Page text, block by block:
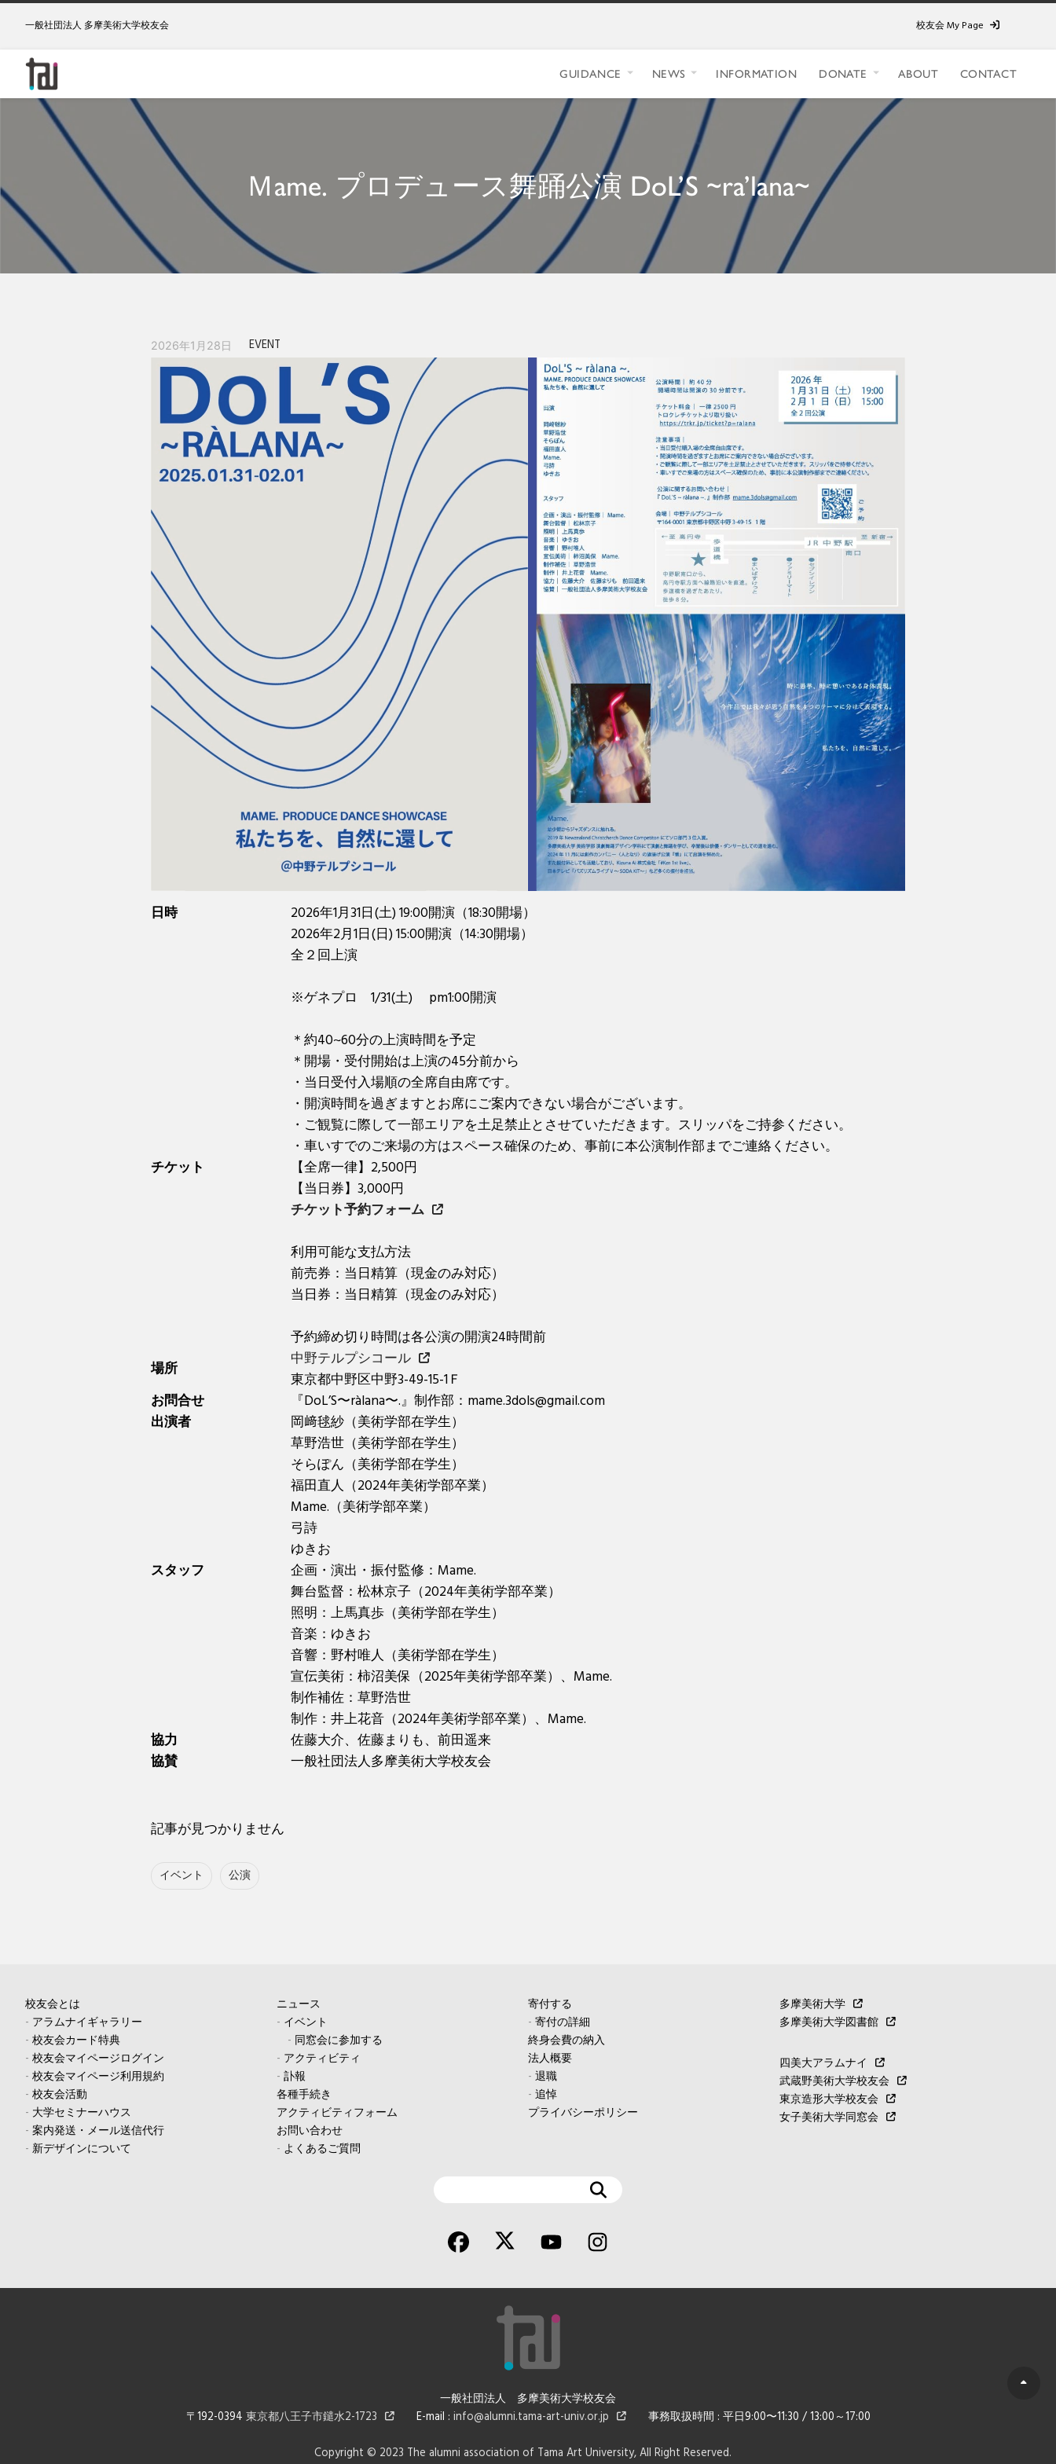
一般社団法人 多摩美術大学校友会 校友会 My Page
GUIDANCE NEWS INFORMATION DONATE ABOUT CONTACT
Ｍame. プロデュース舞踊公演 DoL’S ~ra’lana~
2026年1月28日 EVENT
日時
2026年1月31日(土) 19:00開演（18:30開場）
2026年2月1日(日) 15:00開演（14:30開場）
全２回上演
※ゲネプロ 1/31(土) pm1:00開演
＊約40~60分の上演時間を予定
＊開場・受付開始は上演の45分前から
・当日受付入場順の全席自由席です。
・開演時間を過ぎますとお席にご案内できない場合がございます。
・ご観覧に際して一部エリアを土足禁止とさせていただきます。スリッパをご持参ください。
・車いすでのご来場の方はスペース確保のため、事前に本公演制作部までご連絡ください。
チケット
【全席一律】2,500円
【当日券】3,000円
チケット予約フォーム
利用可能な支払方法
前売券：当日精算（現金のみ対応）
当日券：当日精算（現金のみ対応）
予約締め切り時間は各公演の開演24時間前
場所
中野テルプシコール
東京都中野区中野3-49-15-1Ｆ
お問合せ
『DoL’S〜ràlana〜.』制作部：mame.3dols@gmail.com
出演者
岡﨑毬紗（美術学部在学生）
草野浩世（美術学部在学生）
そらぽん（美術学部在学生）
福田直人（2024年美術学部卒業）
Mame.（美術学部卒業）
弓詩
ゆきお
スタッフ
企画・演出・振付監修：Mame.
舞台監督：松林京子（2024年美術学部卒業）
照明：上馬真歩（美術学部在学生）
音楽：ゆきお
音響：野村唯人（美術学部在学生）
宣伝美術：柿沼美保（2025年美術学部卒業）、Mame.
制作補佐：草野浩世
制作：井上花音（2024年美術学部卒業）、Mame.
協力
佐藤大介、佐藤まりも、前田遥来
協賛
一般社団法人多摩美術大学校友会
記事が見つかりません
イベント 公演
校友会とは
- アラムナイギャラリー
- 校友会カード特典
- 校友会マイページログイン
- 校友会マイページ利用規約
- 校友会活動
- 大学セミナーハウス
- 案内発送・メール送信代行
- 新デザインについて
ニュース
- イベント
- 同窓会に参加する
- アクティビティ
- 訃報
各種手続き
アクティビティフォーム
お問い合わせ
- よくあるご質問
寄付する
- 寄付の詳細
終身会費の納入
法人概要
- 退職
- 追悼
プライバシーポリシー
多摩美術大学
多摩美術大学図書館
四美大アラムナイ
武蔵野美術大学校友会
東京造形大学校友会
女子美術大学同窓会
一般社団法人 多摩美術大学校友会
〒192-0394 東京都八王子市鑓水2-1723 E-mail : info@alumni.tama-art-univ.or.jp 事務取扱時間 : 平日9:00〜11:30 / 13:00～17:00
Copyright © 2023 The alumni association of Tama Art University, All Right Reserved.